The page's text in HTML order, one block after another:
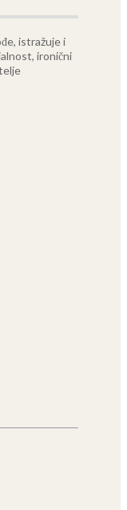
istražuje i
ironični